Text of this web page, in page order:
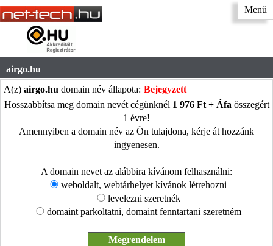
Menü
airgo.hu
A(z) airgo.hu domain név állapota: Bejegyzett
Hosszabbítsa meg domain nevét cégünknél 1 976 Ft + Áfa összegért
1 évre!
Amennyiben a domain név az Ön tulajdona, kérje át hozzánk
ingyenesen.
A domain nevet az alábbira kívánom felhasználni:
weboldalt, webtárhelyet kívánok létrehozni
levelezni szeretnék
domaint parkoltatni, domaint fenntartani szeretném